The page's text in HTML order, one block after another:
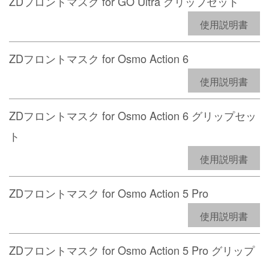
使用説明書
ZDフロントマスク for Osmo Action 6
使用説明書
ZDフロントマスク for Osmo Action 6 グリップセッ
ト
使用説明書
ZDフロントマスク for Osmo Action 5 Pro
使用説明書
ZDフロントマスク for Osmo Action 5 Pro グリップ